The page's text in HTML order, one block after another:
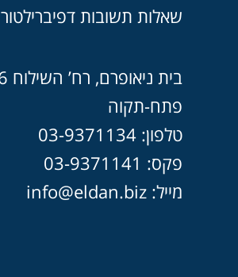
שאלות תשובות דפיברילטור
בית ניאופרם, רח’ השילוח 6,
פתח-תקוה
טלפון: 03-9371134
פקס: 03-9371141
מייל: info@eldan.biz